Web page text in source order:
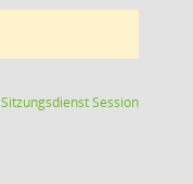
SitzungsdienstSession(Wird in